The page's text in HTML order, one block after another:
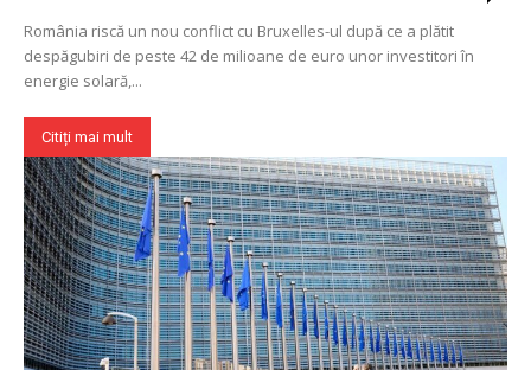
România riscă un nou conflict cu Bruxelles-ul după ce a plătit
despăgubiri de peste 42 de milioane de euro unor investitori în
energie solară,...
Citiți mai mult